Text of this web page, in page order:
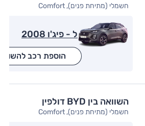
חשמלי (מתיחת פנים), Comfort
ל - פיג'ו 2008
הוספת רכב להשוואה
השוואה בין BYD דולפין
חשמלי (מתיחת פנים), Comfort